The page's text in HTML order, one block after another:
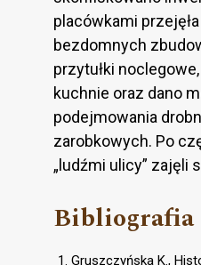
placówkami przejęła
bezdomnych
przytułki
kuchnie oraz dano
podejmowania
zarobkowych. Po
„ludźmi ulicy” zajęli
Bibliografia
Gruszczyńska K.,